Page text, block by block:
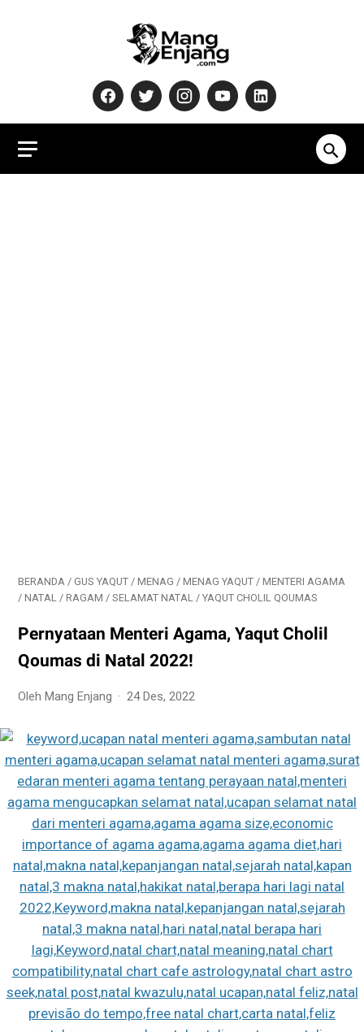
BERANDA / GUS YAQUT / MENAG / MENAG YAQUT / MENTERI AGAMA
/ NATAL / RAGAM / SELAMAT NATAL / YAQUT CHOLIL QOUMAS
Pernyataan Menteri Agama, Yaqut Cholil
Qoumas di Natal 2022!
Oleh Mang Enjang 24 Des, 2022